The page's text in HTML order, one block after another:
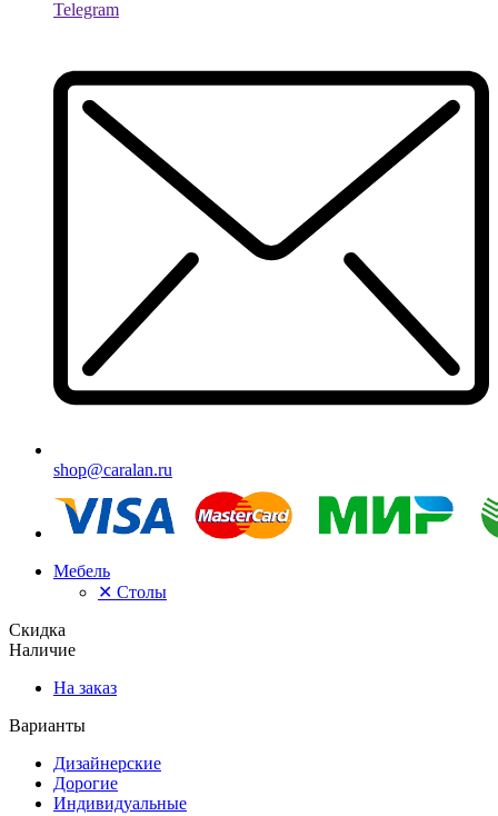
Telegram
shop@caralan.ru
Мебель
✕ Столы
Скидка
Наличие
На заказ
Варианты
Дизайнерские
Дорогие
Индивидуальные